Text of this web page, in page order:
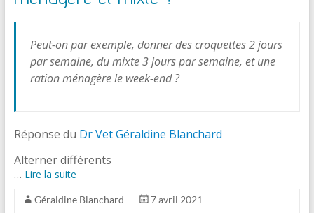
Peut-on par exemple, donner des croquettes 2 jours
par semaine, du mixte 3 jours par semaine, et une
ration ménagère le week-end ?
Réponse du Dr Vet Géraldine Blanchard
Alterner différents
… Lire la suite
Géraldine Blanchard
7 avril 2021